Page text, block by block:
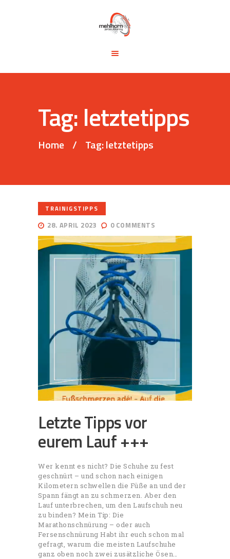
Tag: letztetipps
Home Tag: letztetipps
KONTAKT
TRAINIGSTIPPS
28. APRIL 2023 0 COMMENTS
Letzte Tipps vor
eurem Lauf +++
Wer kennt es nicht? Die Schuhe zu fest
geschnürt – und schon nach einigen
Kilometern schwellen die Füße an und der
Spann fängt an zu schmerzen. Aber den
Lauf unterbrechen, um den Laufschuh neu
zu binden? Mein Tip: Die
Marathonschnürung – oder auch
Fersenschnürung Habt ihr euch schon mal
gefragt, warum die meisten Laufschuhe
ganz oben noch zwei zusätzliche Ösen…